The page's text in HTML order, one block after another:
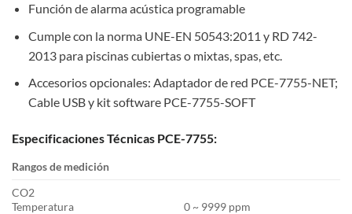
Función de alarma acústica programable
Cumple con la norma UNE-EN 50543:2011 y RD 742-
2013 para piscinas cubiertas o mixtas, spas, etc.
Accesorios opcionales: Adaptador de red PCE-7755-NET;
Cable USB y kit software PCE-7755-SOFT
Especificaciones Técnicas PCE-7755:
Rangos de medición
CO2
Temperatura
0 ~ 9999 ppm